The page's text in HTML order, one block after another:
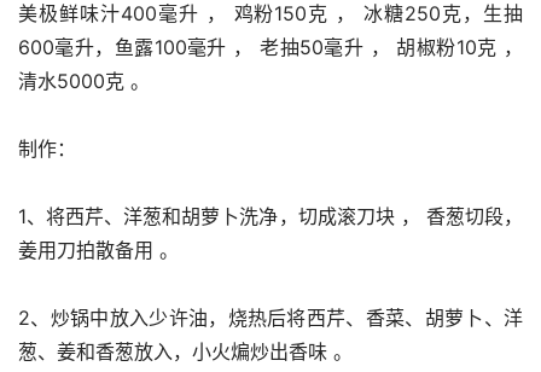
美极鲜味汁400毫升 ， 鸡粉150克 ， 冰糖250克，生抽
600毫升，鱼露100毫升 ， 老抽50毫升 ， 胡椒粉10克 ，
清水5000克 。
制作：
1、将西芹、洋葱和胡萝卜洗净，切成滚刀块 ， 香葱切段，
姜用刀拍散备用 。
2、炒锅中放入少许油，烧热后将西芹、香菜、胡萝卜、洋
葱、姜和香葱放入，小火煸炒出香味 。